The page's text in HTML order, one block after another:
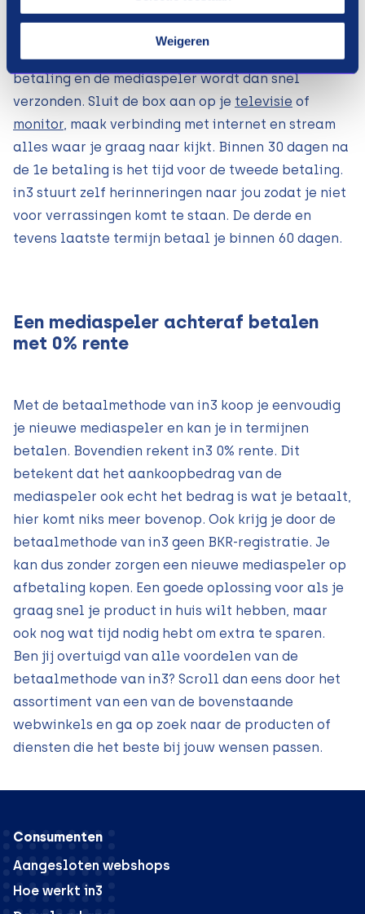
Weigeren
mediaspeler die jij wil en bestel deze direct. Kies
vervolgens voor in3 als betaalmethode. Je betaalt
een derde van het aankoopbedrag als eerste
betaling en de mediaspeler wordt dan snel
verzonden. Sluit de box aan op je televisie of
monitor, maak verbinding met internet en stream
alles waar je graag naar kijkt. Binnen 30 dagen na
de 1e betaling is het tijd voor de tweede betaling.
in3 stuurt zelf herinneringen naar jou zodat je niet
voor verrassingen komt te staan. De derde en
tevens laatste termijn betaal je binnen 60 dagen.
Een mediaspeler achteraf betalen
met 0% rente
Met de betaalmethode van in3 koop je eenvoudig
je nieuwe mediaspeler en kan je in termijnen
betalen. Bovendien rekent in3 0% rente. Dit
betekent dat het aankoopbedrag van de
mediaspeler ook echt het bedrag is wat je betaalt,
hier komt niks meer bovenop. Ook krijg je door de
betaalmethode van in3 geen BKR-registratie. Je
kan dus zonder zorgen een nieuwe mediaspeler op
afbetaling kopen. Een goede oplossing voor als je
graag snel je product in huis wilt hebben, maar
ook nog wat tijd nodig hebt om extra te sparen.
Ben jij overtuigd van alle voordelen van de
betaalmethode van in3? Scroll dan eens door het
assortiment van een van de bovenstaande
webwinkels en ga op zoek naar de producten of
diensten die het beste bij jouw wensen passen.
Consumenten
Aangesloten webshops
Hoe werkt in3